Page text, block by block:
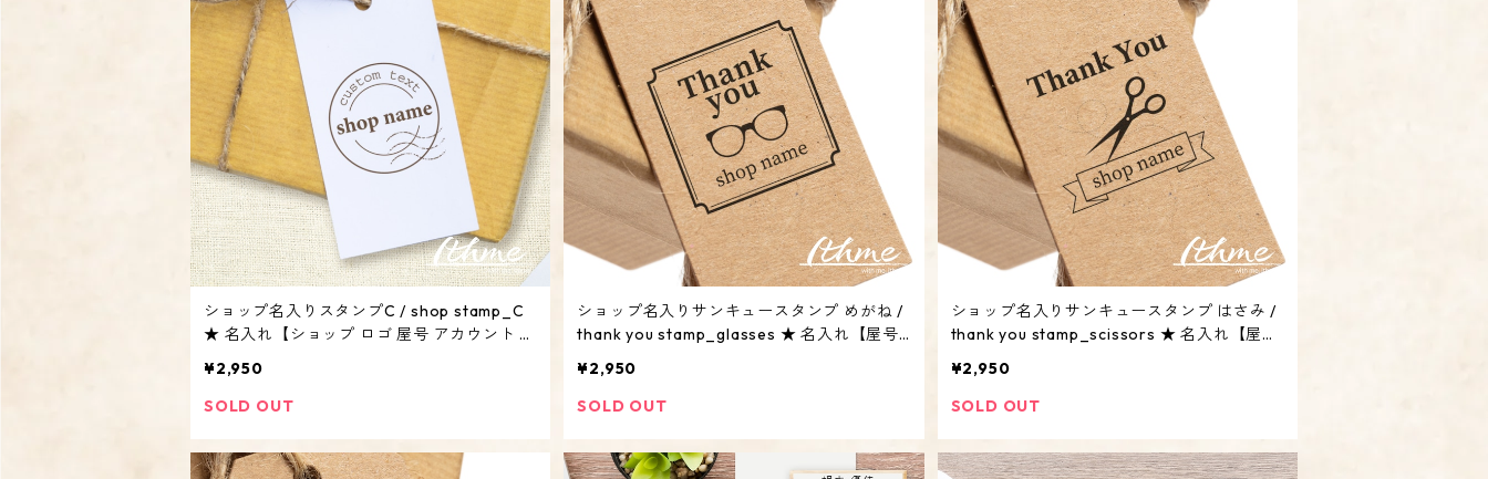
ショップ名入りスタンプC / shop stamp_C
★ 名入れ【ショップ ロゴ 屋号 アカウント オ
¥2,950
SOLD OUT
ショップ名入りサンキュースタンプ めがね /
thank you stamp_glasses ★ 名入れ【屋号
¥2,950
SOLD OUT
ショップ名入りサンキュースタンプ はさみ /
thank you stamp_scissors ★ 名入れ【屋号
¥2,950
SOLD OUT